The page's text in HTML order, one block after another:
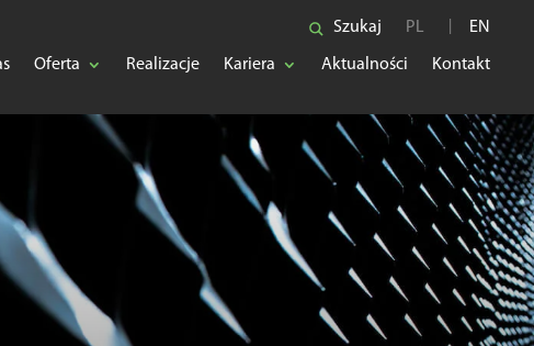
Szukaj PL EN
Oferta Realizacje Kariera Aktualności Kontakt